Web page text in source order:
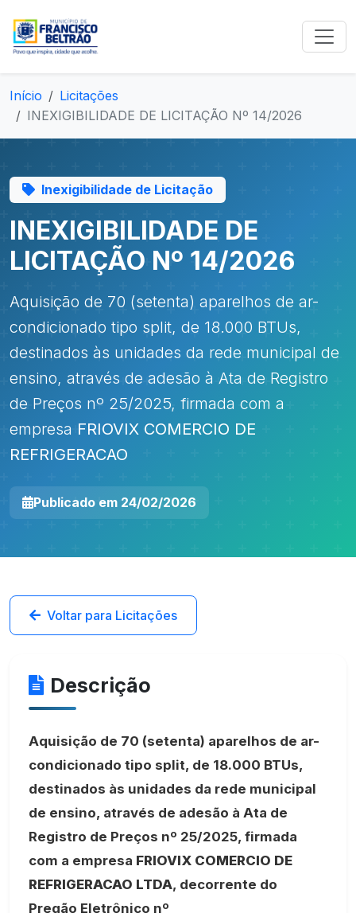
Início
Licitações
INEXIGIBILIDADE DE LICITAÇÃO Nº 14/2026
Inexigibilidade de Licitação
INEXIGIBILIDADE DE
LICITAÇÃO Nº 14/2026
Aquisição de 70 (setenta) aparelhos de ar-
condicionado tipo split, de 18.000 BTUs,
destinados às unidades da rede municipal de
ensino, através de adesão à Ata de Registro
de Preços nº 25/2025, firmada com a
empresa FRIOVIX COMERCIO DE
REFRIGERACAO
Publicado em 24/02/2026
Voltar para Licitações
Descrição
Aquisição de 70 (setenta) aparelhos de ar-
condicionado tipo split, de 18.000 BTUs,
destinados às unidades da rede municipal
de ensino, através de adesão à Ata de
Registro de Preços nº 25/2025, firmada
com a empresa FRIOVIX COMERCIO DE
REFRIGERACAO LTDA, decorrente do
Pregão Eletrônico nº